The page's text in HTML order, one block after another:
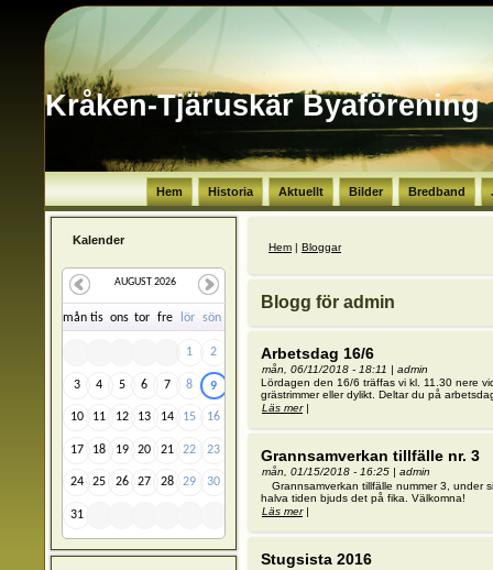
Kråken-Tjäruskär Byaförening
Hem Historia Aktuellt Bilder Bredband
Kalender
mån tis ons tor fre lör sön
1 2
3 4 5 6 7 8 9
10 11 12 13 14 15 16
17 18 19 20 21 22 23
24 25 26 27 28 29 30
31
AUGUST 2026
Du är här
Hem | Bloggar
Blogg för admin
Arbetsdag 16/6
mån, 06/11/2018 - 18:11 | admin
Lördagen den 16/6 träffas vi kl. 11.30 nere
grästrimmer eller dylikt. Deltar du på
Läs merom Arbetsdag 16/6
|
Grannsamverkan tillfälle nr. 3
mån, 01/15/2018 - 16:25 | admin
Grannsamverkan tillfälle nummer 3, under
halva tiden bjuds det på fika. Välkomna!
Läs merom Grannsamverkan tillfälle nr. 3
|
Stugsista 2016